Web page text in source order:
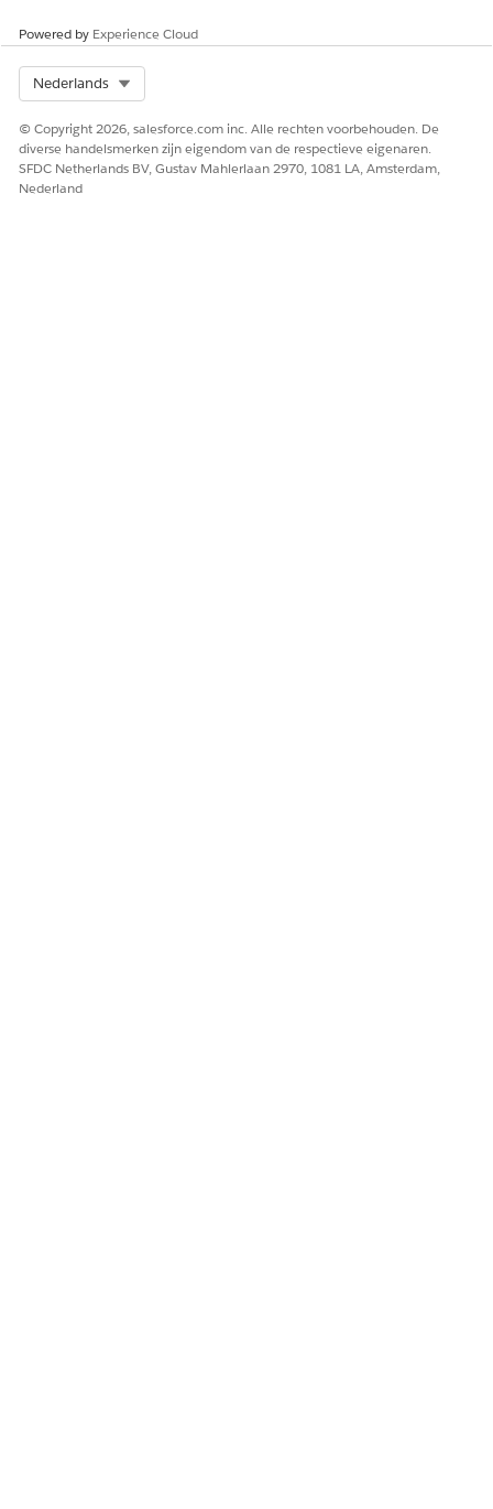
Powered by Experience Cloud
Nederlands
© Copyright 2026, salesforce.com inc. Alle rechten voorbehouden. De
diverse handelsmerken zijn eigendom van de respectieve eigenaren.
SFDC Netherlands BV, Gustav Mahlerlaan 2970, 1081 LA, Amsterdam,
Nederland